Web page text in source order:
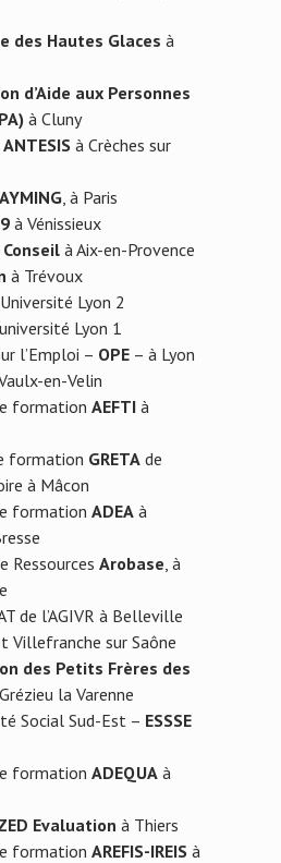
des Hautes Glaces à
d’Aide aux Personnes
à Cluny
ANTESIS à Crèches sur
AYMING, à Paris
à Vénissieux
à Aix-en-Provence
à Trévoux
Lyon 2
Lyon 1
l’Emploi – OPE – à Lyon
en-Velin
formation AEFTI à
formation GRETA de
à Mâcon
formation ADEA à
Ressources Arobase, à
de l’AGIVR à Belleville
Villefranche sur Saône
des Petits Frères des
la Varenne
Social Sud-Est – ESSSE
formation ADEQUA à
Evaluation à Thiers
formation AREFIS-IREIS à